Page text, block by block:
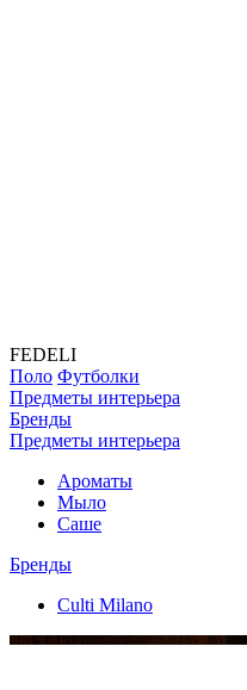
FEDELI
Поло Футболки
Предметы интерьера
Бренды
Предметы интерьера
Ароматы
Мыло
Саше
Бренды
Culti Milano